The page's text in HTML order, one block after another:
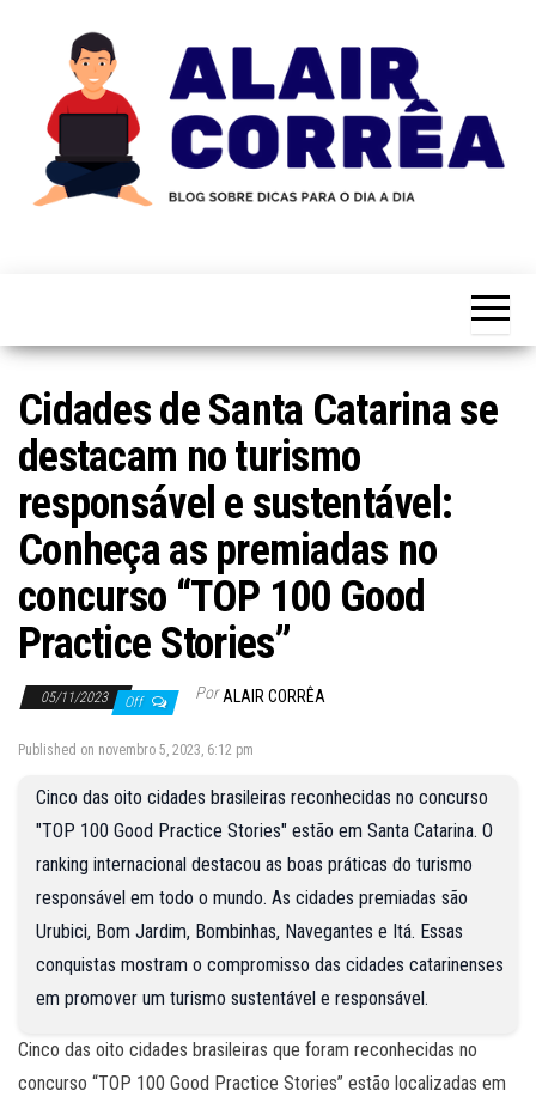
content
Corrêa
Educação e
Cidades de Santa Catarina se
destacam no turismo
responsável e sustentável:
Conheça as premiadas no
concurso “TOP 100 Good
Practice Stories”
05/11/2023 Off Por ALAIR CORRÊA
Published on novembro 5, 2023, 6:12 pm
Cinco das oito cidades brasileiras reconhecidas no concurso
"TOP 100 Good Practice Stories" estão em Santa Catarina. O
ranking internacional destacou as boas práticas do turismo
responsável em todo o mundo. As cidades premiadas são
Urubici, Bom Jardim, Bombinhas, Navegantes e Itá. Essas
conquistas mostram o compromisso das cidades catarinenses
em promover um turismo sustentável e responsável.
Cinco das oito cidades brasileiras que foram reconhecidas no
concurso “TOP 100 Good Practice Stories” estão localizadas em